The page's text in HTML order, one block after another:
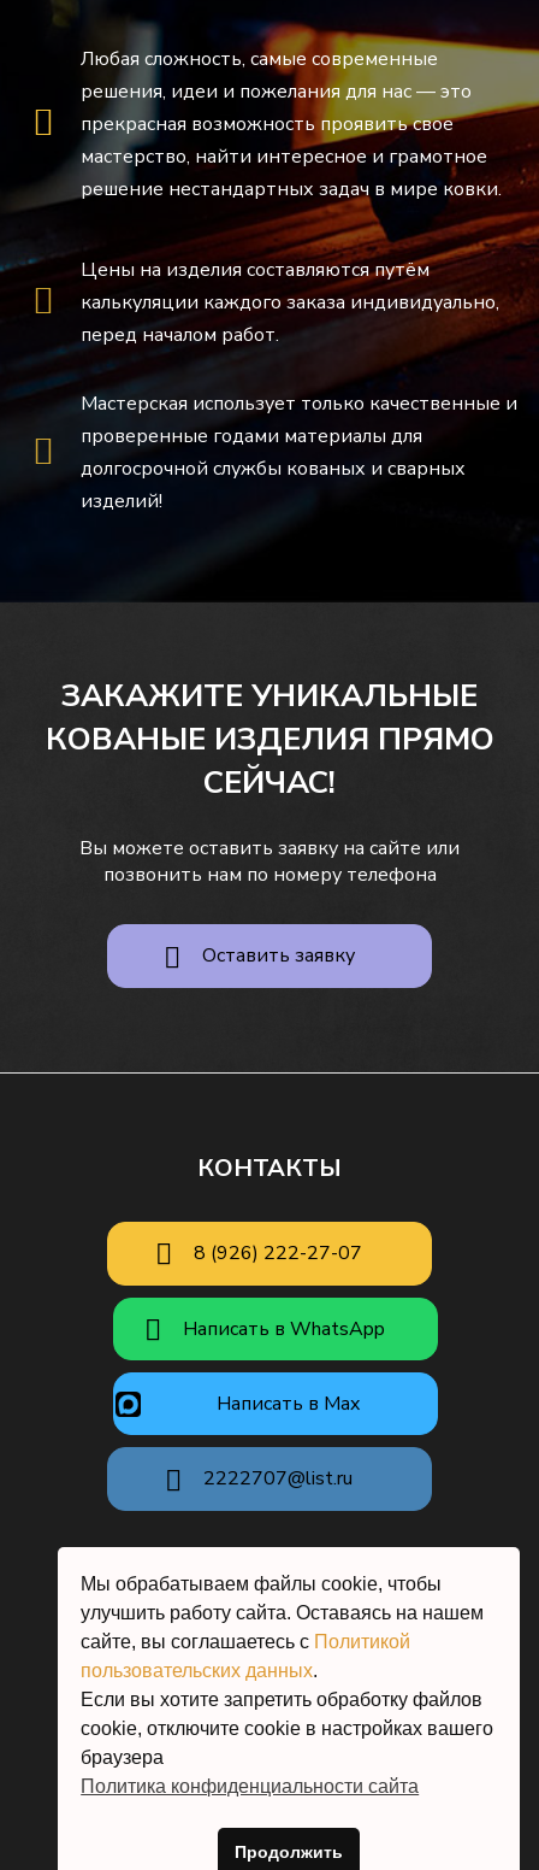
Любая сложность, самые современные
решения, идеи и пожелания для нас — это
прекрасная возможность проявить свое
мастерство, найти интересное и грамотное
решение нестандартных задач в мире ковки.
Цены на изделия составляются путём
калькуляции каждого заказа индивидуально,
перед началом работ.
Мастерская использует только качественные и
проверенные годами материалы для
долгосрочной службы кованых и сварных
изделий!
ЗАКАЖИТЕ УНИКАЛЬНЫЕ
КОВАНЫЕ ИЗДЕЛИЯ ПРЯМО
СЕЙЧАС!
Вы можете оставить заявку на сайте или
позвонить нам по номеру телефона
Оставить заявку
КОНТАКТЫ
8 (926) 222-27-07
Написать в WhatsApp
Написать в Max
2222707@list.ru
Московская область, г.о. Истра,
Павловская слобода
Мы обрабатываем файлы cookie, чтобы
улучшить работу сайта. Оставаясь на нашем
сайте, вы соглашаетесь с Политикой
пользовательских данных.
Если вы хотите запретить обработку файлов
cookie, отключите cookie в настройках вашего
браузера
Политика конфиденциальности сайта
Продолжить